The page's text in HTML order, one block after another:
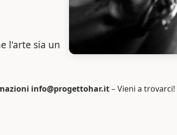
l'arte sia un
info@progettohar.it– Vieni a trovarci!